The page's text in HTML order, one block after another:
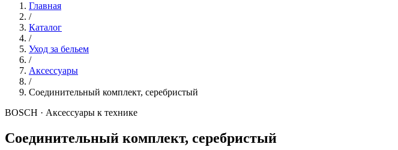
Главная
/
Каталог
/
Уход за бельем
/
Аксессуары
/
Соединительный комплект, серебристый
BOSCH · Аксессуары к технике
Соединительный комплект, серебристый